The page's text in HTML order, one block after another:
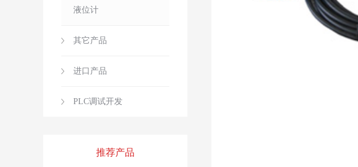
液位计
其它产品
进口产品
PLC调试开发
推荐产品